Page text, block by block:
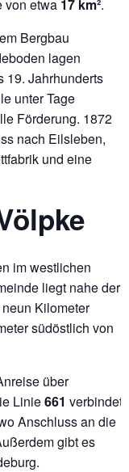
von etwa 17 km².
Bergbau
lagen
19. Jahrhunderts
unter Tage
Förderung. 1872
nach Eilsleben,
und eine
im westlichen
liegt nahe der
Kilometer
südöstlich von
über
Linie661 verbindet
Anschluss an die
gibt es